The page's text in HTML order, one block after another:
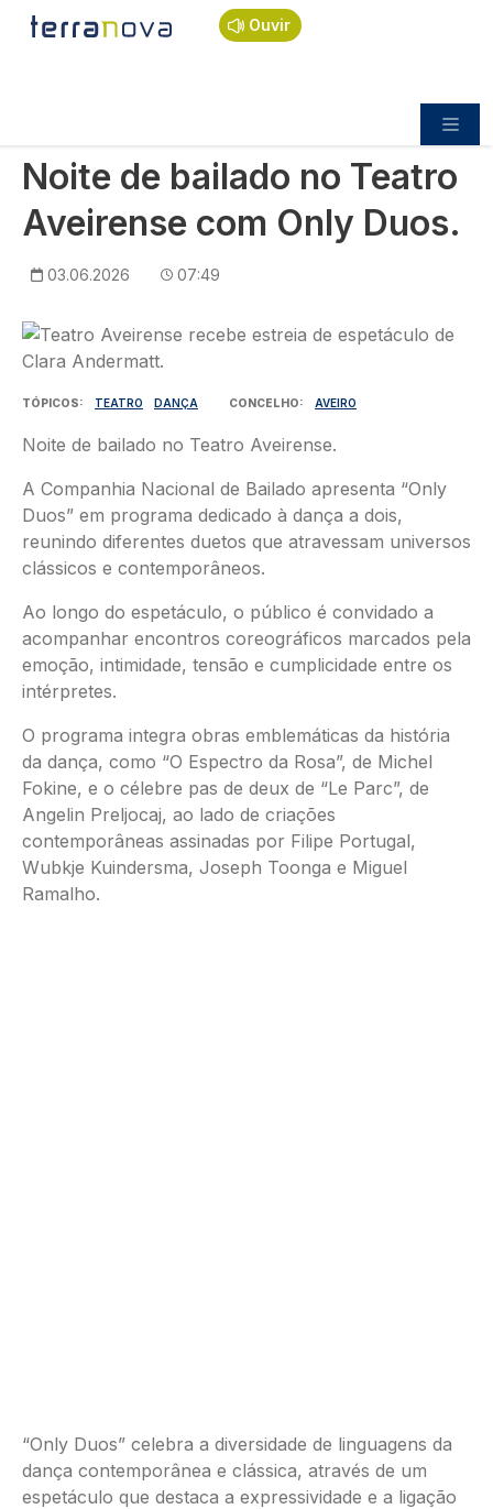
Passar para o conteúdo principal
Ouvir
Navegação estrutural
Início
Cultura
Noite de bailado no Teatro Aveirense com Only
Noite de bailado no Teatro
Aveirense com Only Duos.
03.06.2026 07:49
Imagem
TÓPICOS TEATRO DANÇA CONCELHO AVEIRO
Noite de bailado no Teatro Aveirense.
A Companhia Nacional de Bailado apresenta “Only
Duos” em programa dedicado à dança a dois,
reunindo diferentes duetos que atravessam universos
clássicos e contemporâneos.
Ao longo do espetáculo, o público é convidado a
acompanhar encontros coreográficos marcados pela
emoção, intimidade, tensão e cumplicidade entre os
intérpretes.
O programa integra obras emblemáticas da história
da dança, como “O Espectro da Rosa”, de Michel
Fokine, e o célebre pas de deux de “Le Parc”, de
Angelin Preljocaj, ao lado de criações
contemporâneas assinadas por Filipe Portugal,
Wubkje Kuindersma, Joseph Toonga e Miguel
Ramalho.
“Only Duos” celebra a diversidade de linguagens da
dança contemporânea e clássica, através de um
espetáculo que destaca a expressividade e a ligação